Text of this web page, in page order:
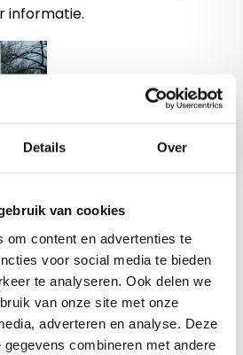
Details Over
van cookies
om content en advertenties te
voor social media te bieden
te analyseren. Ook delen we
van onze site met onze
adverteren en analyse. Deze
combineren met andere
informatie.